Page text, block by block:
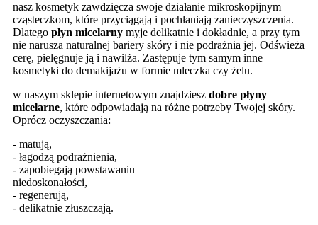
nasz kosmetyk zawdzięcza swoje działanie mikroskopijnym
cząsteczkom, które przyciągają i pochłaniają zanieczyszczenia.
Dlatego płyn micelarny myje delikatnie i dokładnie, a przy tym
nie narusza naturalnej bariery skóry i nie podrażnia jej. Odświeża
cerę, pielęgnuje ją i nawilża. Zastępuje tym samym inne
kosmetyki do demakijażu w formie mleczka czy żelu.
w naszym sklepie internetowym znajdziesz dobre płyny
micelarne, które odpowiadają na różne potrzeby Twojej skóry.
Oprócz oczyszczania:
- matują,
- łagodzą podrażnienia,
- zapobiegają powstawaniu
niedoskonałości,
- regenerują,
- delikatnie złuszczają.